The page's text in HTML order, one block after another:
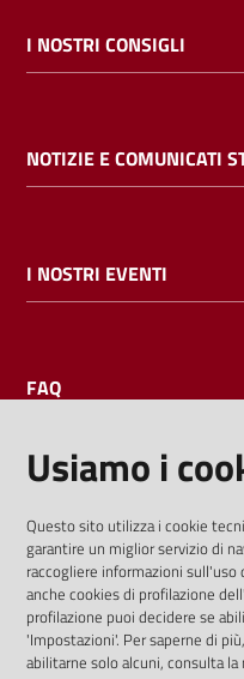
bibliotecario
I NOSTRI CONSIGLI
NOTIZIE E COMUNICATI
I NOSTRI EVENTI
FAQ
I dati personali pubblicati
previste dalla direttiva
36/2006
Usiamo i
Questo sito utilizza i cookie
garantire un miglior servizio di
raccogliere informazioni
anche cookies di profilazione
profilazione puoi decidere se
'Impostazioni'. Per saperne di
abilitarne solo alcuni, consulta